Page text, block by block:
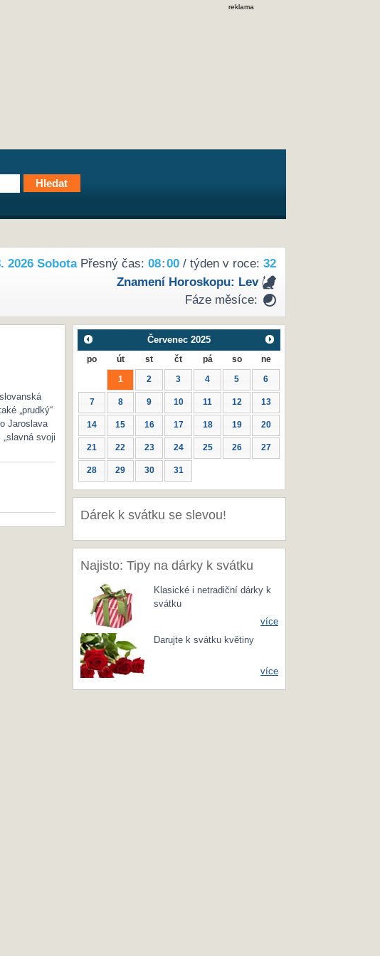
reklama
2026 SobotaPřesný čas: 08:00/ týden v roce: 32
Znamení Horoskopu: Lev
Fáze měsíce:
„prudký“
Jaroslava
„slavná svoji
Červenec 2025
po út st čt pá so ne
1 2 3 4 5 6
7 8 9 10 11 12 13
14 15 16 17 18 19 20
21 22 23 24 25 26 27
28 29 30 31
Dárek k svátku se slevou!
Najisto: Tipy na dárky k svátku
Klasické i netradiční dárky k
svátku
více
Darujte k svátku květiny
více